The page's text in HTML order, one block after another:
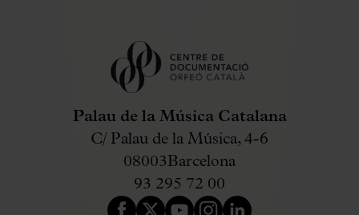
Palau de la Música Catalana
C/ Palau de la Música, 4-6
08003Barcelona
93 295 72 00